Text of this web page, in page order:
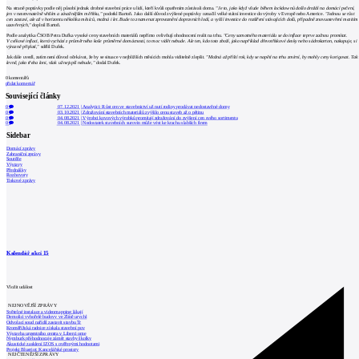
Na straně poptávky podle něj působí jednak drobné stavební práce u lidí, kteří kvůli opatřením zůstávali doma."Je to, jako když všude během lockdownů došlo droždí na domácí pečení,
jen v nesrovnatelně větším a závažnějším měřítku,"podotkl Bartoň. Jako další důvod zvýšené poptávky označil velké státní investice do výroby v Evropě nebo Americe. "Jednou se růst
cen zastaví, ale až v horizontu několika měsíců, možná i let. Bude to znamenat zprovoznění dopravních lodí, a vyšší investice do rozšíření stávajících dolů, případně znovuotevření mezitím
uzavřených,"doplnil Bartoň.
Podle analytika ČSOB Petra Dufka vysoké ceny stavebních materiálů nepřímo ovlivňují ohodnocení realit na trhu. "Ceny samotného materiálu se do inflace teprve začnou promítat.
V celkové inflaci, která vychází z průměrného koše průměrné domácnosti, to moc vidět nebude. Ale ten, kdo toto zboží, jako například dřevotřískové desky nebo sádrokarton, nakupuje, si
výrazně připlatí," sdělil Dufek.
Jak dále uvedl, zatím není důvod očekávat, že by se situace v nejbližších měsících mohla viditelně zlepšit."Možná až příští rok, kdy se napětí na trhu zmírní, by mohly ceny korigovat. Tak
levně, jako třeba loni, však už nejspíš nebude,"dodal Dufek.
0komentářů
přidat komentář
Související články
0 07.12.2021 | Analytici: Růst cen ve stavebnictví už nutí rodiny prodávat nedostavěné domy
0
03.10.2021 |Zdražování stavebních materiálů zvýšilo cenu staveb až o pětinu
0
04.08.2021 |Výrobci kovových výrobků promítají zdražování do zvýšení cen svého sortimentu
0 04.08.2021 |Nedostatek stavebních surovin může vést ke krachu slabších firem
Sidebar
Domácí zprávy
Zahraniční zprávy
Soutěže
Výstavy
Přednášky
Rozhovory
Tiskové zprávy
Kalendář akcí 15
Vložit událost
NEJNOVĚJŠÍ ZPRÁVY
Světelné instalace a videomapping lákají
Demolici vyhořelé budovy ve Zlíně urychl
Odvolací soud nařídil zastavit stavbu Tr
Kroměřížská radnice získala stavební pov
Výstavba urgentního centra v Liberci ome
Nymburk přehodnocuje záměr stavby školky
Akustické zasklení IZOS s ověřenými hodnotami
Projekt Blueriot: Kancelářské prostory
NEJČTENĚJŠÍ ZPRÁVY